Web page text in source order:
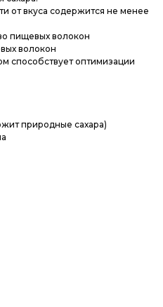
от вкуса содержится не менее
пищевых волокон
волокон
способствует оптимизации
природные сахара)